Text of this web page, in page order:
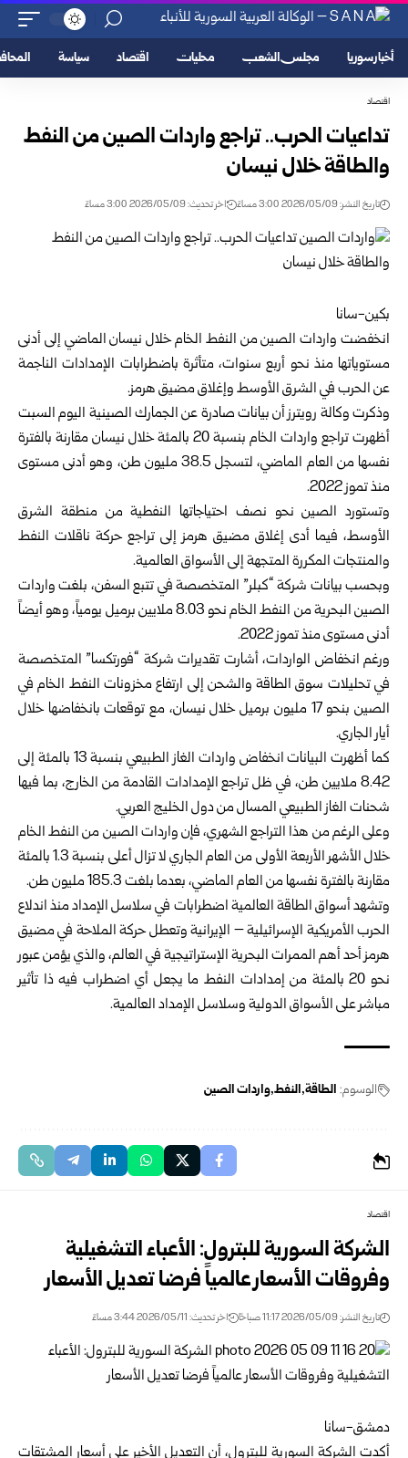
أخبار سوريا مجلس الشعب محليات اقتصاد سياسة
اقتصاد
تداعيات الحرب.. تراجع واردات الصين من النفط
والطاقة خلال نيسان
تاريخ النشر: 2026/05/09 3:00 مساءً اخر تحديث: 2026/05/09 3:00 مساءً
بكين-سانا
انخفضت واردات الصين من النفط الخام خلال نيسان الماضي إلى أدنى
مستوياتها منذ نحو أربع سنوات، متأثرة باضطرابات الإمدادات الناجمة
عن الحرب في الشرق الأوسط وإغلاق مضيق هرمز.
وذكرت وكالة رويترز أن بيانات صادرة عن الجمارك الصينية اليوم السبت
أظهرت تراجع واردات الخام بنسبة 20 بالمئة خلال نيسان مقارنة بالفترة
نفسها من العام الماضي، لتسجل 38.5 مليون طن، وهو أدنى مستوى
منذ تموز 2022.
وتستورد الصين نحو نصف احتياجاتها النفطية من منطقة الشرق
الأوسط، فيما أدى إغلاق مضيق هرمز إلى تراجع حركة ناقلات النفط
والمنتجات المكررة المتجهة إلى الأسواق العالمية.
وبحسب بيانات شركة “كبلر” المتخصصة في تتبع السفن، بلغت واردات
الصين البحرية من النفط الخام نحو 8.03 ملايين برميل يومياً، وهو أيضاً
أدنى مستوى منذ تموز 2022.
ورغم انخفاض الواردات، أشارت تقديرات شركة “فورتكسا” المتخصصة
في تحليلات سوق الطاقة والشحن إلى ارتفاع مخزونات النفط الخام في
الصين بنحو 17 مليون برميل خلال نيسان، مع توقعات بانخفاضها خلال
أيار الجاري.
كما أظهرت البيانات انخفاض واردات الغاز الطبيعي بنسبة 13 بالمئة إلى
8.42 ملايين طن، في ظل تراجع الإمدادات القادمة من الخارج، بما فيها
شحنات الغاز الطبيعي المسال من دول الخليج العربي.
وعلى الرغم من هذا التراجع الشهري، فإن واردات الصين من النفط الخام
خلال الأشهر الأربعة الأولى من العام الجاري لا تزال أعلى بنسبة 1.3 بالمئة
مقارنة بالفترة نفسها من العام الماضي، بعدما بلغت 185.3 مليون طن.
وتشهد أسواق الطاقة العالمية اضطرابات في سلاسل الإمداد منذ اندلاع
الحرب الأمريكية الإسرائيلية – الإيرانية وتعطل حركة الملاحة في مضيق
هرمز أحد أهم الممرات البحرية الإستراتيجية في العالم، والذي يؤمن عبور
نحو 20 بالمئة من إمدادات النفط ما يجعل أي اضطراب فيه ذا تأثير
مباشر على الأسواق الدولية وسلاسل الإمداد العالمية.
الوسوم: الطاقة النفط واردات الصين
اقتصاد
الشركة السورية للبترول: الأعباء التشغيلية
وفروقات الأسعار عالمياً فرضا تعديل الأسعار
تاريخ النشر: 2026/05/09 11:17 صباحًا اخر تحديث: 2026/05/11 3:44 مساءً
دمشق-سانا
أكدت الشركة السورية للبترول، أن التعديل الأخير على أسعار المشتقات